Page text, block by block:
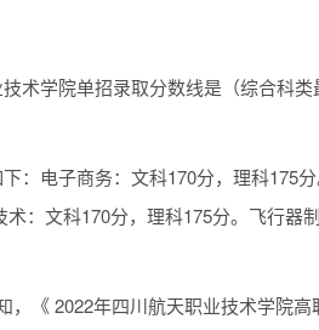
术学院单招录取分数线是（综合科
电子商务：文科170分，理科175分
：文科170分，理科175分。飞行器
《 2022年四川航天职业技术学院